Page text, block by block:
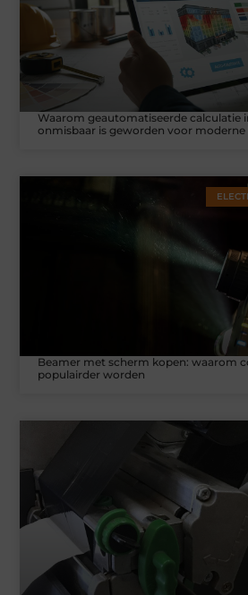
Waarom geautomatiseerde calculatie
onmisbaar is geworden voor moderne
Beamer met scherm kopen: waarom
populairder worden